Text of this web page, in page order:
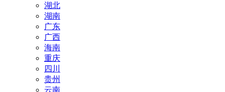
湖北
湖南
广东
广西
海南
重庆
四川
贵州
云南